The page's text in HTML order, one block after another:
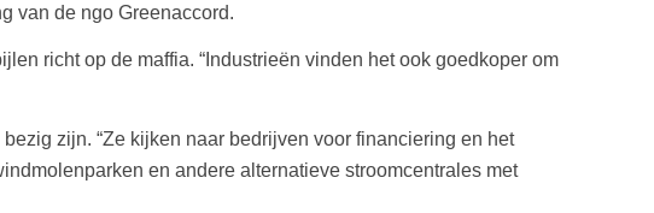
van de ngo Greenaccord.
richt op de maffia. “Industrieën vinden het ook goedkoper om
zijn. “Ze kijken naar bedrijven voor financiering en het
en andere alternatieve stroomcentrales met